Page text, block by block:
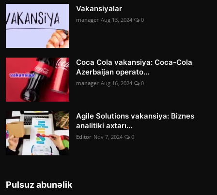
Vakansiyalar
manager Aug 13, 2024 0
Coca Cola vakansiya: Coca-Cola
Azerbaijan operato...
manager Aug 16, 2024 0
Agile Solutions vakansiya: Biznes
analitiki axtarı...
Editor Nov 7, 2024 0
Pulsuz abunəlik